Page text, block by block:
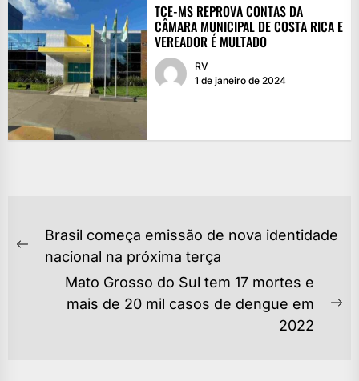
TCE-MS REPROVA CONTAS DA
CÂMARA MUNICIPAL DE COSTA RICA E
VEREADOR É MULTADO
RV
1 de janeiro de 2024
NAVEGAÇÃO
DEPrevious
Brasil começa emissão de nova identidade
nacional na próxima terça
Mato Grosso do Sul tem 17 mortes e
mais de 20 mil casos de dengue em
2022